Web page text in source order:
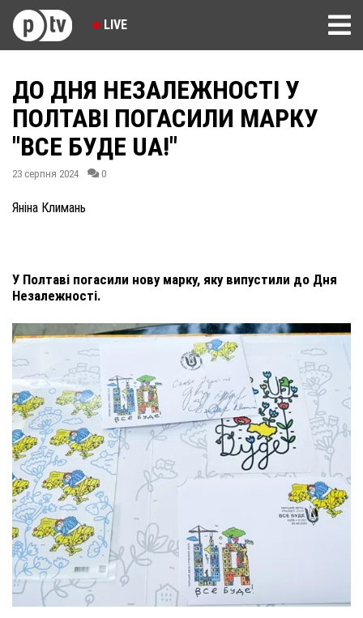
LIVE
ДО ДНЯ НЕЗАЛЕЖНОСТІ У
ПОЛТАВІ ПОГАСИЛИ МАРКУ
"ВСЕ БУДЕ UA!"
23 серпня 2024 0
Яніна Климань
У Полтаві погасили нову марку, яку випустили до Дня
Незалежності.